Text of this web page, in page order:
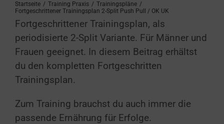
Startseite / Training Praxis / Trainingspläne /
Fortgeschrittener Trainingsplan 2-Split Push Pull / OK UK
Fortgeschrittener Trainingsplan, als
periodisierte 2-Split Variante. Für Männer und
Frauen geeignet. In diesem Beitrag erhältst
du den kompletten Fortgeschritten
Trainingsplan.
Zum Training brauchst du auch immer die
passende Ernährung für Erfolge.